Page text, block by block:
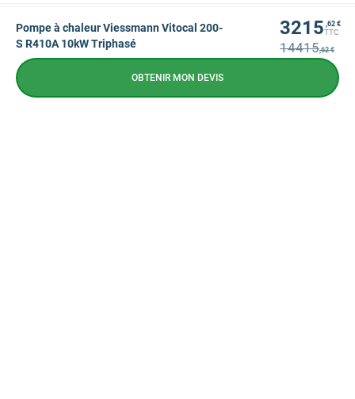
Pompe à chaleur Viessmann Vitocal 200-
S R410A 10kW Triphasé
3215 ,62 €
TTC
14415,62 €
OBTENIR MON DEVIS